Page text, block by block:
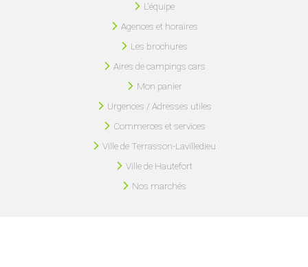
L'équipe
Agences et horaires
Les brochures
Aires de campings cars
Mon panier
Urgences / Adresses utiles
Commerces et services
Ville de Terrasson-Lavilledieu
Ville de Hautefort
Nos marchés